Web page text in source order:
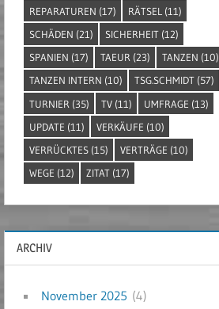
REPARATUREN (17) RÄTSEL (11)
SCHÄDEN (21) SICHERHEIT(12)
SPANIEN (17) TAEUR(23) TANZEN (10)
TANZEN INTERN (10) TSG.SCHMIDT(57)
TURNIER (35) TV(11) UMFRAGE (13)
UPDATE (11) VERKÄUFE (10)
VERRÜCKTES(15) VERTRÄGE (10)
WEGE (12) ZITAT(17)
ARCHIV
November 2025 (4)